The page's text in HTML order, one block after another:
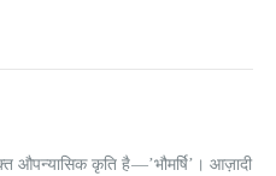
औपन्यासिक कृति है—’भौमर्षि’। आज़ादी